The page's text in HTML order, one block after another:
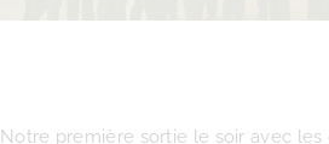
Notre première sortie le soir avec les